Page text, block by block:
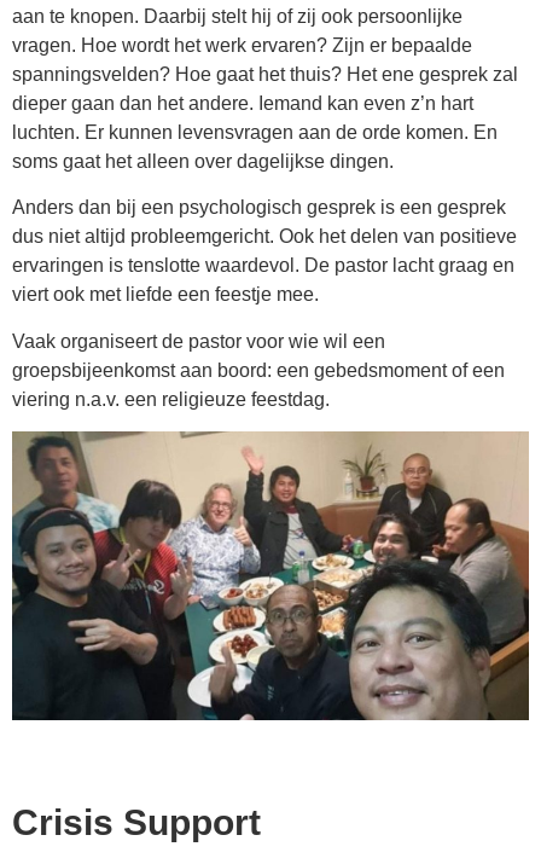
aan te knopen. Daarbij stelt hij of zij ook persoonlijke
vragen. Hoe wordt het werk ervaren? Zijn er bepaalde
spanningsvelden? Hoe gaat het thuis? Het ene gesprek zal
dieper gaan dan het andere. Iemand kan even z’n hart
luchten. Er kunnen levensvragen aan de orde komen. En
soms gaat het alleen over dagelijkse dingen.
Anders dan bij een psychologisch gesprek is een gesprek
dus niet altijd probleemgericht. Ook het delen van positieve
ervaringen is tenslotte waardevol. De pastor lacht graag en
viert ook met liefde een feestje mee.
Vaak organiseert de pastor voor wie wil een
groepsbijeenkomst aan boord: een gebedsmoment of een
viering n.a.v. een religieuze feestdag.
Crisis Support